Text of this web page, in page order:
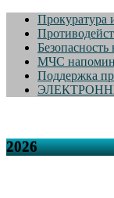
Прокуратура
Безопасность
МЧС
Поддержка
2026